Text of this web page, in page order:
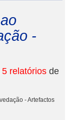
-
5 relatórios de
- Artefactos